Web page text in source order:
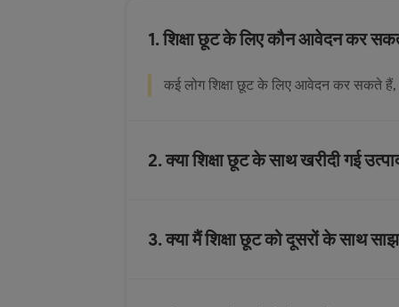
1. शिक्षा छूट के लिए कौन आवेदन कर
कई लोग शिक्षा छूट के लिए आवेदन कर सकते
2. क्या शिक्षा छूट के साथ खरीदी गई
3. क्या मैं शिक्षा छूट को दूसरों के साथ